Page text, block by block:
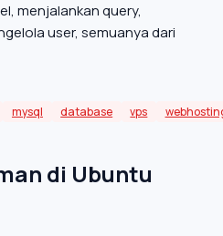
menjalankan query,
user, semuanya dari
mysql database vps
di Ubuntu